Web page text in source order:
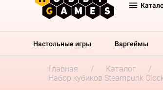
Настольные игры Варгеймы
Главная Каталог
Набор кубиков Steampunk